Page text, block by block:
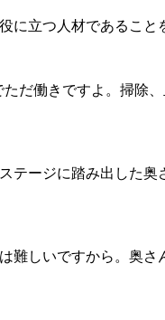
立つ人材であるこ
だ働きですよ。掃除
ージに踏み出した
しいですから。奥